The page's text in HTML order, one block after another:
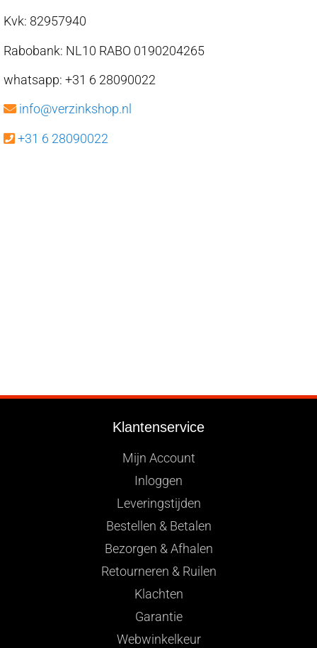
Kvk: 82957940
Rabobank: NL10 RABO 0190204265
whatsapp: +31 6 28090022
info@verzinkshop.nl
+31 6 28090022
Klantenservice
Mijn Account
Inloggen
Leveringstijden
Bestellen & Betalen
Bezorgen & Afhalen
Retourneren & Ruilen
Klachten
Garantie
Webwinkelkeur